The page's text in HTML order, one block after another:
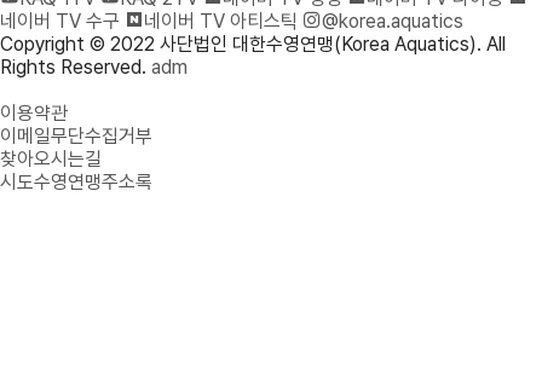
네이버 TV 수구
네이버 TV 아티스틱
@korea.aquatics
Copyright © 2022 사단법인 대한수영연맹(Korea Aquatics). All
Rights Reserved. adm
이용약관
이메일무단수집거부
찾아오시는길
시도수영연맹주소록